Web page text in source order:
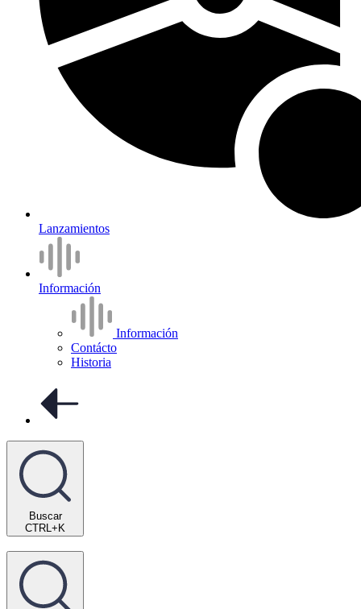
Lanzamientos
Información
Información
Contácto
Historia
Buscar
CTRL+K